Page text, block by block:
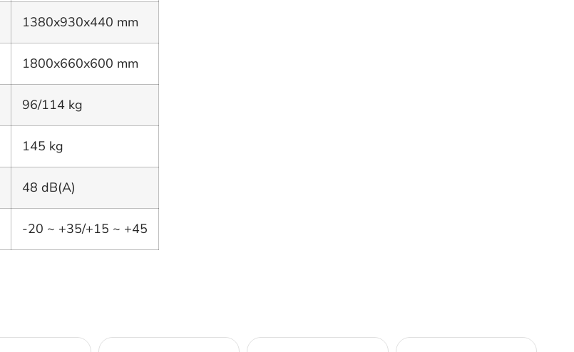
1380x930x440 mm
1800x660x600 mm
96/114 kg
145 kg
48 dB(A)
-20 ~ +35/+15 ~ +45